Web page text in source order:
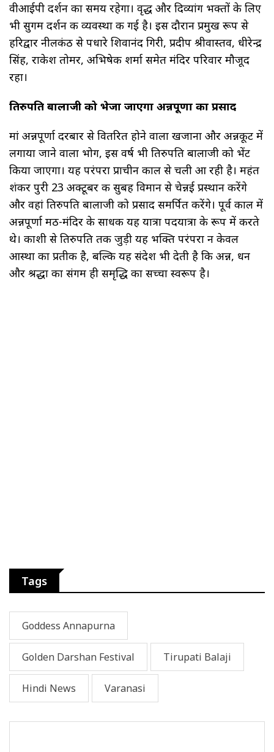
वीआईपी दर्शन का समय रहेगा। वृद्ध और दिव्यांग भक्तों के लिए
भी सुगम दर्शन की व्यवस्था की गई है। इस दौरान प्रमुख रूप से
हरिद्वार नीलकंठ से पधारे शिवानंद गिरी, प्रदीप श्रीवास्तव, धीरेन्द्र
सिंह, राकेश तोमर, अभिषेक शर्मा समेत मंदिर परिवार मौजूद
रहा।
तिरुपति बालाजी को भेजा जाएगा अन्नपूर्णा का प्रसाद
मां अन्नपूर्णा दरबार से वितरित होने वाला खजाना और अन्नकूट में
लगाया जाने वाला भोग, इस वर्ष भी तिरुपति बालाजी को भेंट
किया जाएगा। यह परंपरा प्राचीन काल से चली आ रही है। महंत
शंकर पुरी 23 अक्टूबर की सुबह विमान से चेन्नई प्रस्थान करेंगे
और वहां तिरुपति बालाजी को प्रसाद समर्पित करेंगे। पूर्व काल में
अन्नपूर्णा मठ-मंदिर के साधक यह यात्रा पदयात्रा के रूप में करते
थे। काशी से तिरुपति तक जुड़ी यह भक्ति परंपरा न केवल
आस्था का प्रतीक है, बल्कि यह संदेश भी देती है कि अन्न, धन
और श्रद्धा का संगम ही समृद्धि का सच्चा स्वरूप है।
Tags
Goddess Annapurna
Golden Darshan Festival Tirupati Balaji
Hindi News Varanasi